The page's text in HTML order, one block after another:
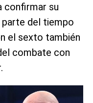
confirmar su
parte del tiempo
el sexto también
combate con